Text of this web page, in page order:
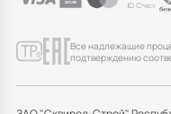
Все надлежащие
подтверждению